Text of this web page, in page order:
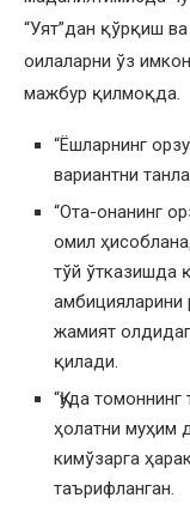
“Уят”дан қўрқиш
оилаларни ўз
мажбур қилмоқда.
“Ёшларнинг
вариантни
“Ота-онанинг
омил
тўй ўтказишда
амбицияларини
жамият
қилади.
“Қуда
ҳолатни муҳим
кимўзарга
таърифланган.